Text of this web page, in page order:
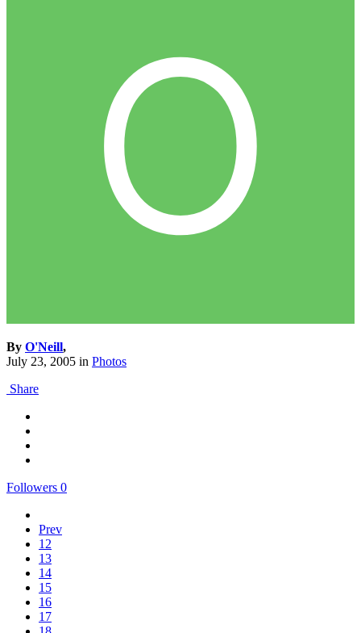
By O'Neill,
July 23, 2005 in Photos
Share
Followers 0
Prev
12
13
14
15
16
17